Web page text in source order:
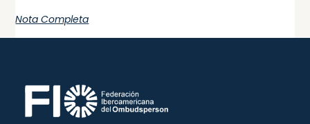
Nota Completa